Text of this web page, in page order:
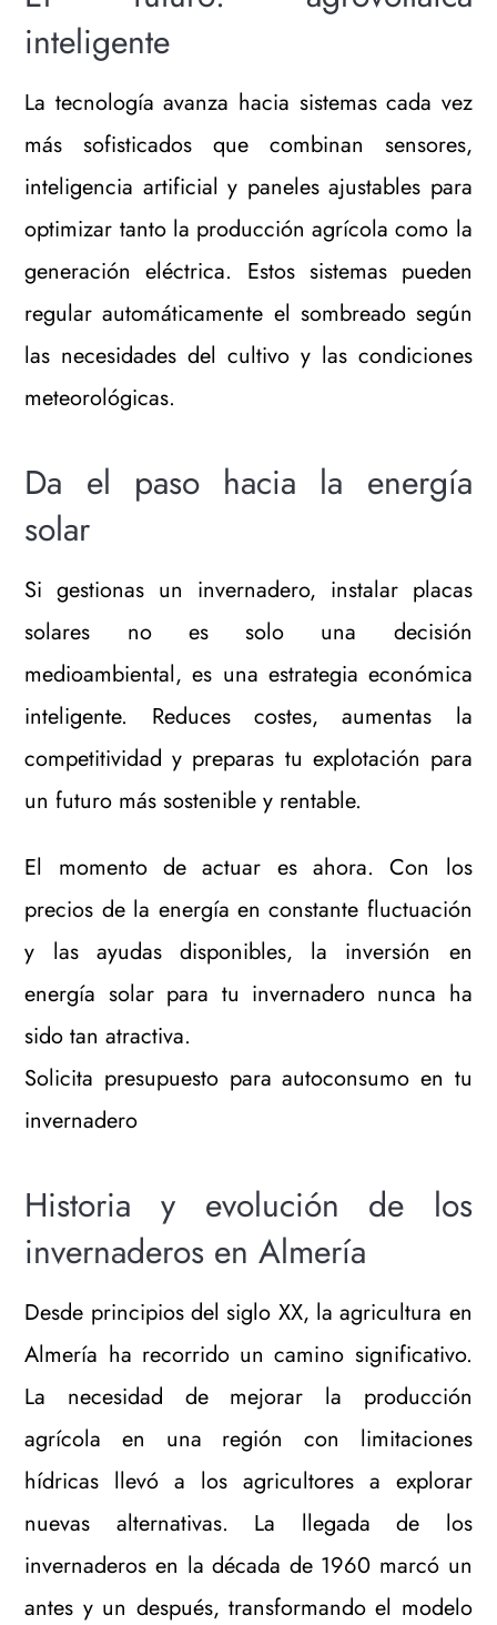
inteligente
La tecnología avanza hacia sistemas cada vez
más sofisticados que combinan sensores,
inteligencia artificial y paneles ajustables para
optimizar tanto la producción agrícola como la
generación eléctrica. Estos sistemas pueden
regular automáticamente el sombreado según
las necesidades del cultivo y las condiciones
meteorológicas.
Da el paso hacia la energía
solar
Si gestionas un invernadero, instalar placas
solares no es solo una decisión
medioambiental, es una estrategia económica
inteligente. Reduces costes, aumentas la
competitividad y preparas tu explotación para
un futuro más sostenible y rentable.
El momento de actuar es ahora. Con los
precios de la energía en constante fluctuación
y las ayudas disponibles, la inversión en
energía solar para tu invernadero nunca ha
sido tan atractiva.
Solicita presupuesto para autoconsumo en tu
invernadero
Historia y evolución de los
invernaderos en Almería
Desde principios del siglo XX, la agricultura en
Almería ha recorrido un camino significativo.
La necesidad de mejorar la producción
agrícola en una región con limitaciones
hídricas llevó a los agricultores a explorar
nuevas alternativas. La llegada de los
invernaderos en la década de 1960 marcó un
antes y un después, transformando el modelo